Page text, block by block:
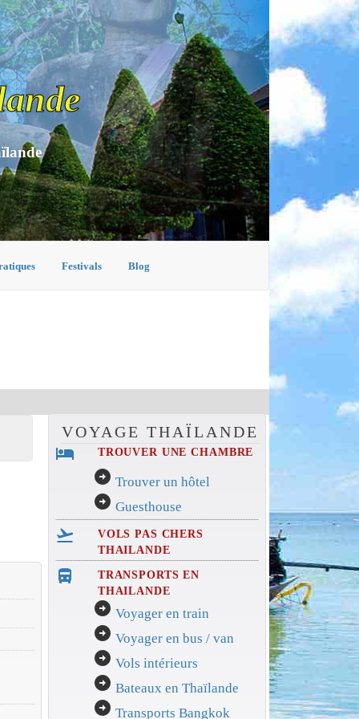
Festivals Blog
VOYAGE THAÏLANDE
hotel TROUVER UNE CHAMBRE
arrow_circle_right Trouver un hôtel
arrow_circle_right Guesthouse
flight_takeoff
VOLS PAS CHERS
THAILANDE
directions_bus_filled
TRANSPORTS EN
THAILANDE
arrow_circle_right Voyager en train
arrow_circle_right Voyager en bus / van
arrow_circle_right Vols intérieurs
arrow_circle_right Bateaux en Thaïlande
arrow_circle_right Transports Bangkok